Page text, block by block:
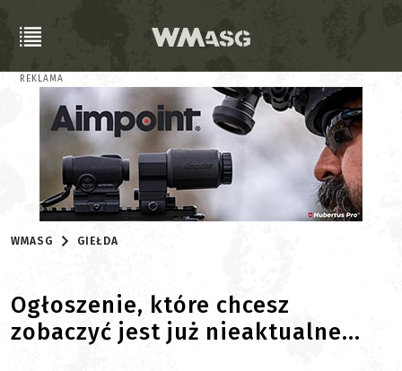
REKLAMA
WMASG GIEŁDA
Ogłoszenie, które chcesz
zobaczyć jest już nieaktualne...